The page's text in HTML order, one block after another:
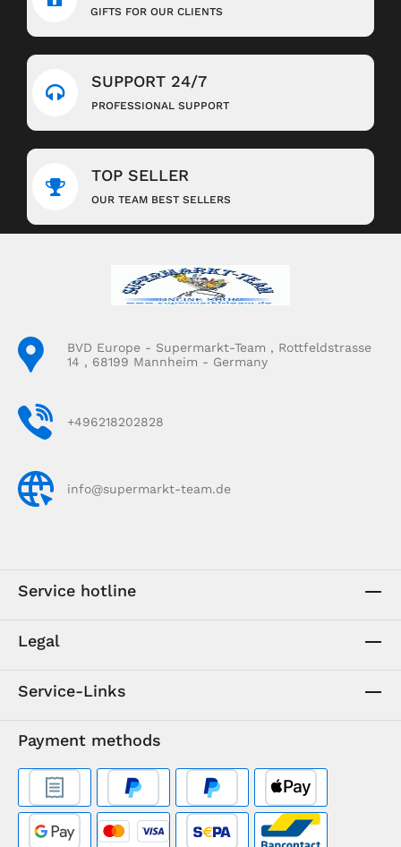
GIFTS FOR OUR CLIENTS
SUPPORT 24/7
PROFESSIONAL SUPPORT
TOP SELLER
OUR TEAM BEST SELLERS
BVD Europe - Supermarkt-Team , Rottfeldstrasse
14 , 68199 Mannheim - Germany
+496218202828
info@supermarkt-team.de
Service hotline
Legal
Service-Links
Payment methods